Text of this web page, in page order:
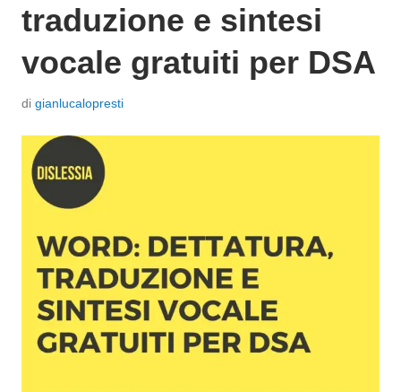
traduzione e sintesi
vocale gratuiti per DSA
P
di gianlucalopresti